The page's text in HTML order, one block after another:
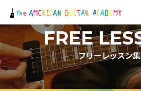
FREE
フリーレッスン集